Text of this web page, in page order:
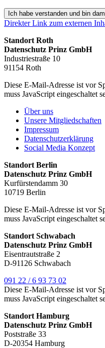
Ich habe verstanden und bin
Direkter Link zum externen
Standort Roth
Datenschutz Prinz GmbH
Industriestraße 10
91154 Roth
Diese E-Mail-Adresse ist vor
muss JavaScript eingeschaltet
Über uns
Unsere Mitgliedschaften
Impressum
Datenschutzerklärung
Social Media Konzept
Standort Berlin
Datenschutz Prinz GmbH
Kurfürstendamm 30
10719 Berlin
Diese E-Mail-Adresse ist vor
muss JavaScript eingeschaltet
Standort Schwabach
Datenschutz Prinz GmbH
Eisentrautstraße 2
D-91126 Schwabach
091 22 / 6 93 73 02
Diese E-Mail-Adresse ist vor
muss JavaScript eingeschaltet
Standort Hamburg
Datenschutz Prinz GmbH
Poststraße 33
D-20354 Hamburg